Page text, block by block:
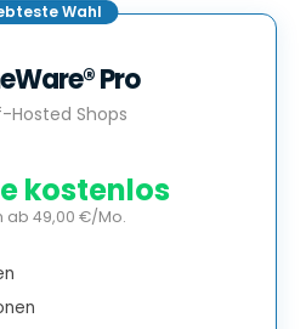
Wahl
Pro
Hosted Shops
kostenlos
ab 49,00 €/Mo.